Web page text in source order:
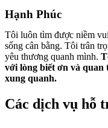
Hạnh Phúc
Tôi luôn tìm được niềm
sống cân bằng. Tôi trân
yêu thương quanh mình.
với lòng biết ơn và quan
xung quanh.
Các dịch vụ hỗ